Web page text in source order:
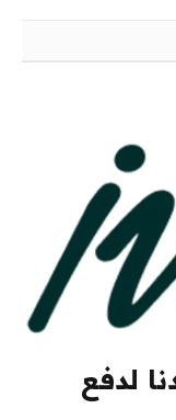
لدفع